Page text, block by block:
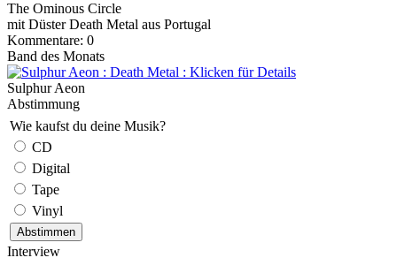
The Ominous Circle
mit Düster Death Metal aus Portugal
Kommentare: 0
Band des Monats
Sulphur Aeon
Abstimmung
Wie kaufst du deine Musik?
CD
Digital
Tape
Vinyl
Interview